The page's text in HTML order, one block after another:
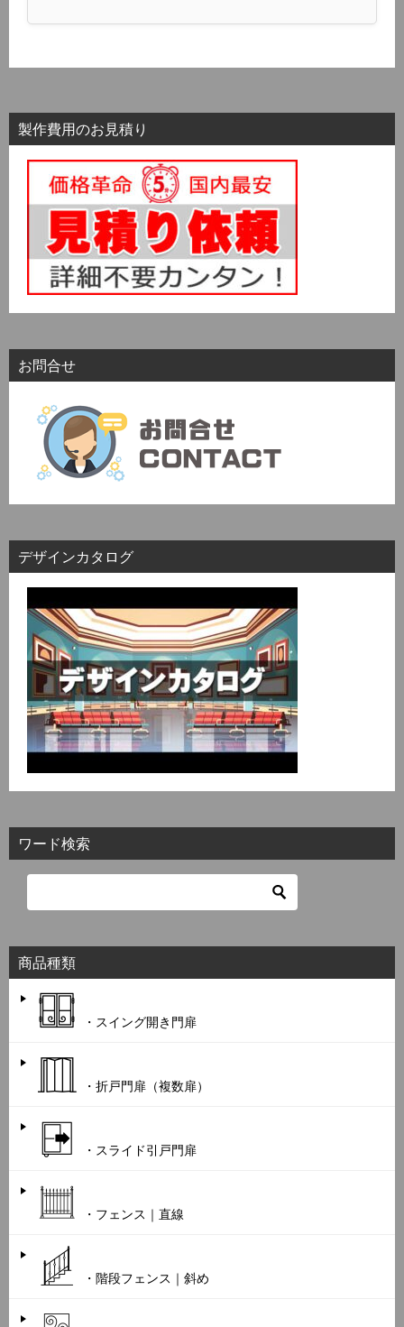
製作費用のお見積り
お問合せ
デザインカタログ
ワード検索
商品種類
・スイング開き門扉
・折戸門扉（複数扉）
・スライド引戸門扉
・フェンス｜直線
・階段フェンス｜斜め